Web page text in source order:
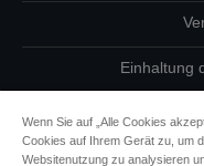
Einhaltung
Wenn Sie auf „Alle Cookies
Cookies auf Ihrem Gerät zu, um
Websitenutzung zu analysieren